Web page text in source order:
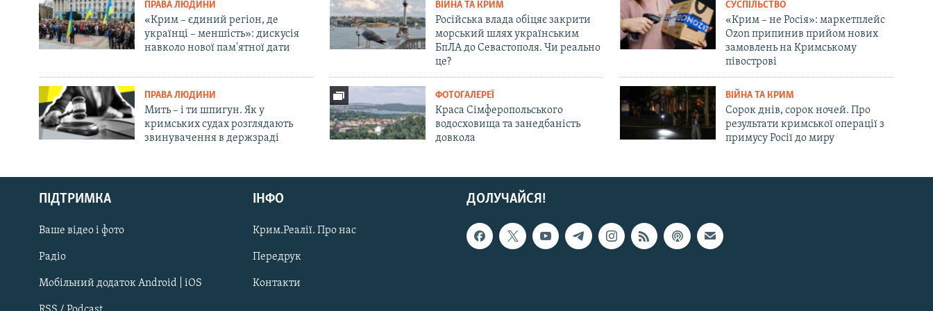
Русский
Qırımtatar
ДОЛУЧАЙСЯ!
ПРАВА ЛЮДИНИ
«Крим – єдиний регіон, де
українці – меншість»: дискусія
навколо нової пам'ятної дати
ВІЙНА ТА КРИМ
Російська влада обіцяє закрити
морський шлях українським
БпЛА до Севастополя. Чи реально
це?
СУСПІЛЬСТВО
«Крим – не Росія»: маркетплейс
Ozon припинив прийом нових
замовлень на Кримському
півострові
ПРАВА ЛЮДИНИ
Мить – і ти шпигун. Як у
кримських судах розглядають
звинувачення в держзраді
ФОТОГАЛЕРЕЇ
Краса Сімферопольського
водосховища та занедбаність
довкола
ВІЙНА ТА КРИМ
Сорок днів, сорок ночей. Про
результати кримської операції з
примусу Росії до миру
ДОЛУЧАЙСЯ!
ПІДТРИМКА
Ваше відео і фото
Радіо
Мобільний додаток Android | iOS
ІНФО
Крим.Реалії. Про нас
Передрук
Контакти